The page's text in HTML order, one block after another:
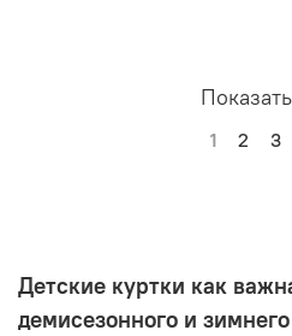
1 2 3
Детские куртки как
демисезонного и